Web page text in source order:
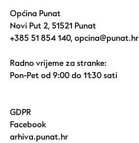
Općina Punat
Novi Put 2, 51521 Punat
+385 51 854 140,opcina@punat.hr
Radno vrijeme za stranke:
Pon-Pet od 9:00 do 11:30 sati
GDPR
Facebook
arhiva.punat.hr